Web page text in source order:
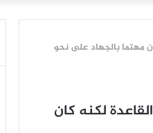
مهتما بالجهاد على نحو
لكنه كان